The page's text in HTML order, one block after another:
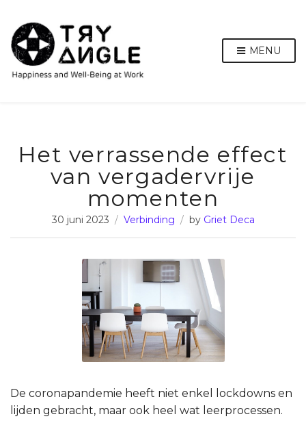
MENU
Het verrassende effect
van vergadervrije
momenten
30 juni 2023 Verbinding by Griet Deca
De coronapandemie heeft niet enkel lockdowns en
lijden gebracht, maar ook heel wat leerprocessen.